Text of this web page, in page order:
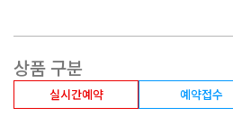
상품 구분
실시간예약 예약접수